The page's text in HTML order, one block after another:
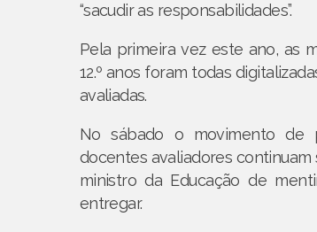
“sacudir as responsabilidades”.
Pela primeira vez este ano, as
12.º anos foram todas
avaliadas.
No sábado o movimento de
docentes avaliadores continuam
ministro da Educação de
entregar.